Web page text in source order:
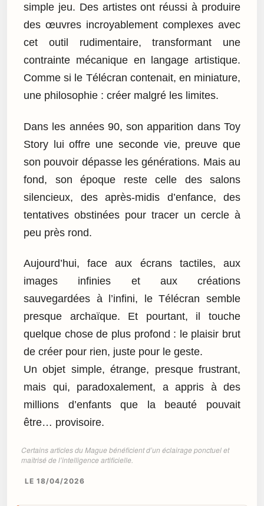
simple jeu. Des artistes ont réussi à produire
des œuvres incroyablement complexes avec
cet outil rudimentaire, transformant une
contrainte mécanique en langage artistique.
Comme si le Télécran contenait, en miniature,
une philosophie : créer malgré les limites.
Dans les années 90, son apparition dans Toy
Story lui offre une seconde vie, preuve que
son pouvoir dépasse les générations. Mais au
fond, son époque reste celle des salons
silencieux, des après-midis d’enfance, des
tentatives obstinées pour tracer un cercle à
peu près rond.
Aujourd’hui, face aux écrans tactiles, aux
images infinies et aux créations
sauvegardées à l’infini, le Télécran semble
presque archaïque. Et pourtant, il touche
quelque chose de plus profond : le plaisir brut
de créer pour rien, juste pour le geste.
Un objet simple, étrange, presque frustrant,
mais qui, paradoxalement, a appris à des
millions d’enfants que la beauté pouvait
être… provisoire.
Certains articles du Mague bénéficient d’un éclairage ponctuel et
maîtrisé de l’intelligence artificielle.
LE 18/04/2026